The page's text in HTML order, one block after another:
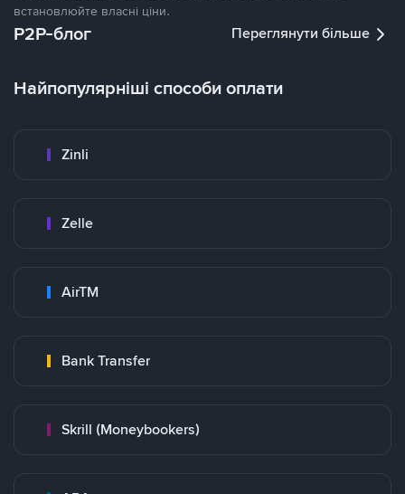
встановлюйте власні ціни.
P2P-блог Переглянути більше
Найпопулярніші способи оплати
Zinli
Zelle
AirTM
Bank Transfer
Skrill (Moneybookers)